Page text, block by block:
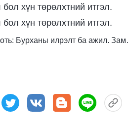
хүн төрөлхтний итгэл.
хүн төрөлхтний итгэл.
Бурханы илрэлт ба ажил.